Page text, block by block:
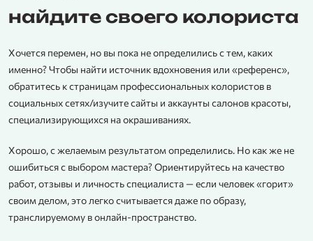
найдите своего колориста
Хочется перемен, но вы пока не определились с тем, каких
именно? Чтобы найти источник вдохновения или «референс»,
обратитесь к страницам профессиональных колористов в
социальных сетях/изучите сайты и аккаунты салонов красоты,
специализирующихся на окрашиваниях.
Хорошо, с желаемым результатом определились. Но как же не
ошибиться с выбором мастера? Ориентируйтесь на качество
работ, отзывы и личность специалиста — если человек «горит»
своим делом, это легко считывается даже по образу,
транслируемому в онлайн-пространство.